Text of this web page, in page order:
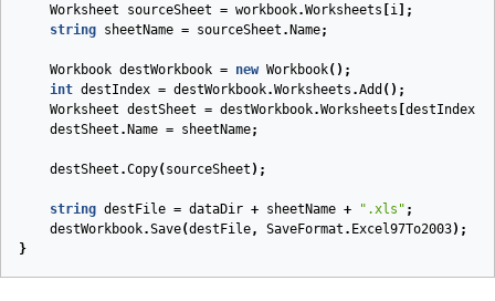
Worksheet
sourceSheet = workbook.Worksheets i ];
string sheetName = sourceSheet . Name;
Workbook destWorkbook = new Workbook();
int destIndex = destWorkbook.Worksheets .Add ();
Worksheet destSheet = destWorkbook.Worksheets destIndex
destSheet . Name = sheetName;
destSheet .Copy( sourceSheet );
string destFile = dataDir + sheetName + ".xls" ;
destWorkbook.Save(destFile, SaveFormat . Excel97To2003);
}